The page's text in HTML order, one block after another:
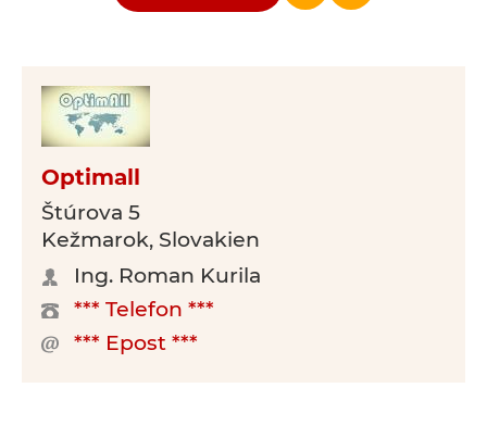
Optimall
Štúrova 5
Kežmarok, Slovakien
Ing. Roman Kurila
*** Telefon ***
*** Epost ***